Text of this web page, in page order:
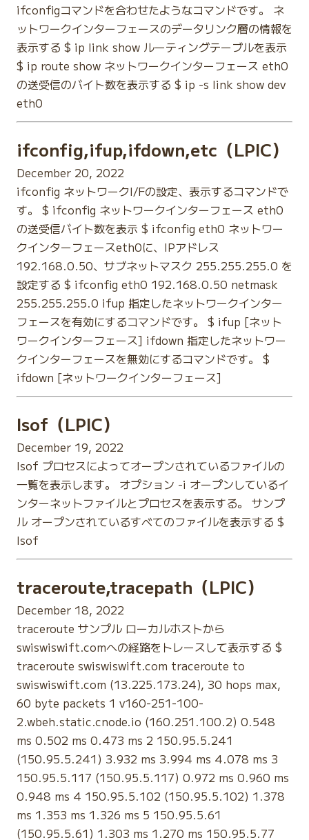
ifconfigコマンドを合わせたようなコマンドです。 ネ
ットワークインターフェースのデータリンク層の情報を
表示する $ ip link show ルーティングテーブルを表示
$ ip route show ネットワークインターフェース eth0
の送受信のバイト数を表示する $ ip -s link show dev
eth0
ifconfig,ifup,ifdown,etc（LPIC）
December 20, 2022
ifconfig ネットワークI/Fの設定、表示するコマンドで
す。 $ ifconfig ネットワークインターフェース eth0
の送受信バイト数を表示 $ ifconfig eth0 ネットワー
クインターフェースeth0に、IPアドレス
192.168.0.50、サブネットマスク 255.255.255.0 を
設定する $ ifconfig eth0 192.168.0.50 netmask
255.255.255.0 ifup 指定したネットワークインター
フェースを有効にするコマンドです。 $ ifup [ネット
ワークインターフェース] ifdown 指定したネットワー
クインターフェースを無効にするコマンドです。 $
ifdown [ネットワークインターフェース]
lsof（LPIC）
December 19, 2022
lsof プロセスによってオープンされているファイルの
一覧を表示します。 オプション -i オープンしているイ
ンターネットファイルとプロセスを表示する。 サンプ
ル オープンされているすべてのファイルを表示する $
lsof
traceroute,tracepath（LPIC）
December 18, 2022
traceroute サンプル ローカルホストから
swiswiswift.comへの経路をトレースして表示する $
traceroute swiswiswift.com traceroute to
swiswiswift.com (13.225.173.24), 30 hops max,
60 byte packets 1 v160-251-100-
2.wbeh.static.cnode.io (160.251.100.2) 0.548
ms 0.502 ms 0.473 ms 2 150.95.5.241
(150.95.5.241) 3.932 ms 3.994 ms 4.078 ms 3
150.95.5.117 (150.95.5.117) 0.972 ms 0.960 ms
0.948 ms 4 150.95.5.102 (150.95.5.102) 1.378
ms 1.353 ms 1.326 ms 5 150.95.5.61
(150.95.5.61) 1.303 ms 1.270 ms 150.95.5.77